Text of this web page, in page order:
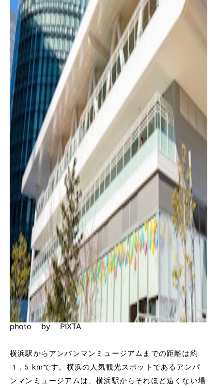
photo by PIXTA
横浜駅からアンパンマンミュージアムまでの距離は約
1.5kmです。横浜の人気観光スポットであるアンパ
ンマンミュージアムは、横浜駅からそれほど遠くない場